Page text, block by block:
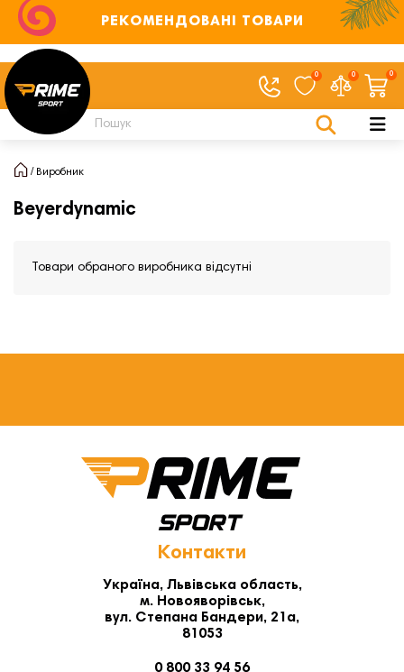
РЕКОМЕНДОВАНІ ТОВАРИ
0 0 0
Виробник
Beyerdynamic
Товари обраного виробника відсутні
Контакти
Україна, Львівська область,
м. Новояворівськ,
вул. Степана Бандери, 21а,
81053
0 800 33 94 56